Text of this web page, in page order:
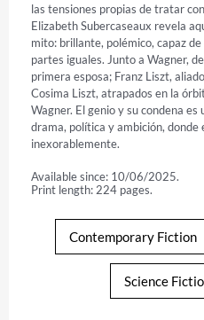
las tensiones propias de tratar
Elizabeth Subercaseaux revela
mito: brillante, polémico, capaz
partes iguales. Junto a Wagner,
primera esposa; Franz Liszt,
Cosima Liszt, atrapados en la
Wagner. El genio y su condena
drama, política y ambición, donde
inexorablemente.
Available since: 10/06/2025.
Print length: 224 pages.
Contemporary Fiction
Science